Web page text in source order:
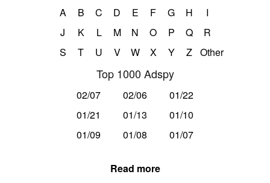
A B C D E F G H
I
J
K L M N O P Q
R
S
T U V W X Y Z Other
Top 1000 Adspy
02/07 02/06
01/22
01/21
01/13
01/10
01/09
01/08 01/07
Read more